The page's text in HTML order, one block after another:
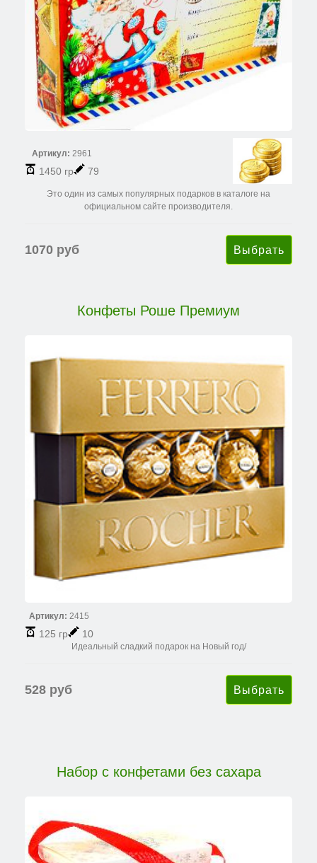
Артикул: 2961
1450 гр 79
Это один из самых популярных подарков в каталоге на
официальном сайте производителя.
1070 руб
Конфеты Роше Премиум
Артикул: 2415
125 гр 10
Идеальный сладкий подарок на Новый год/
528 руб
Набор с конфетами без сахара